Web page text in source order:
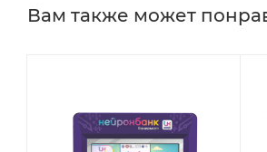
Вам также может